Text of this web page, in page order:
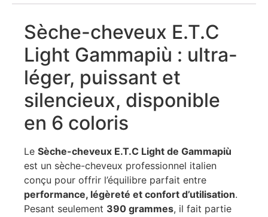
Sèche-cheveux E.T.C
Light Gammapiù : ultra-
léger, puissant et
silencieux, disponible
en 6 coloris
Le Sèche-cheveux E.T.C Light de Gammapiù
est un sèche-cheveux professionnel italien
conçu pour offrir l’équilibre parfait entre
performance, légèreté et confort d’utilisation.
Pesant seulement 390 grammes, il fait partie